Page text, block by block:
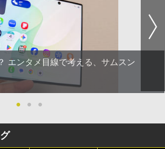
エンタメ目線で考える、サムスン
● ● ●